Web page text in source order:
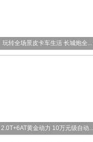
玩转全场景皮卡车生活 长城炮全...
2.0T+6AT黄金动力 10万元级自动...